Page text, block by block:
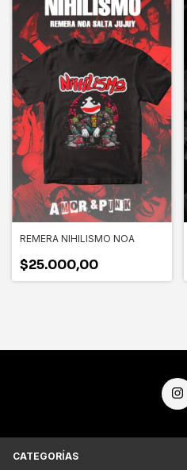
REMERA NIHILISMO NOA
$25.000,00
CATEGORÍAS